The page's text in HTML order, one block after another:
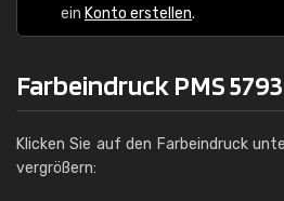
ein Konto erstellen.
Farbeindruck PMS 5793
Klicken Sie auf den Farbeindruck
vergrößern: